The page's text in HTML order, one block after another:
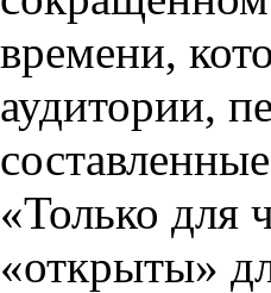
времени,
аудитории,
«Только для
«открыты»